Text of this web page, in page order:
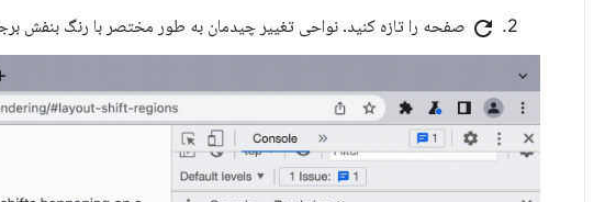
refresh صفحه را تازه کنید. نواحی تغییر چیدمان به طور مختصر با رنگ بنفش